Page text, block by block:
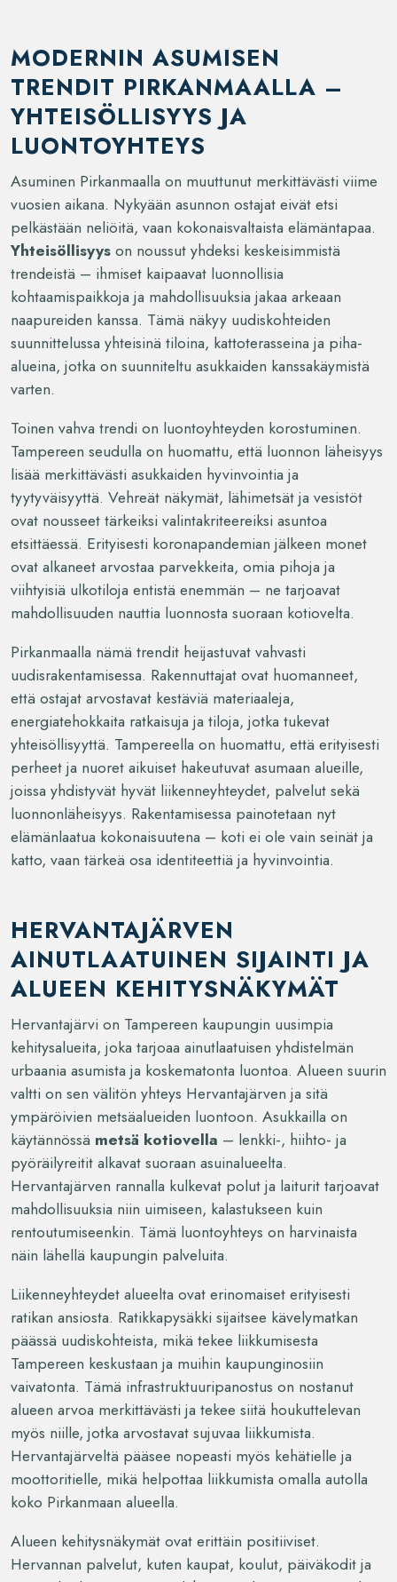
MODERNIN ASUMISEN
TRENDIT PIRKANMAALLA –
YHTEISÖLLISYYS JA
LUONTOYHTEYS
Asuminen Pirkanmaalla on muuttunut merkittävästi viime
vuosien aikana. Nykyään asunnon ostajat eivät etsi
pelkästään neliöitä, vaan kokonaisvaltaista elämäntapaa.
Yhteisöllisyyson noussut yhdeksi keskeisimmistä
trendeistä – ihmiset kaipaavat luonnollisia
kohtaamispaikkoja ja mahdollisuuksia jakaa arkeaan
naapureiden kanssa. Tämä näkyy uudiskohteiden
suunnittelussa yhteisinä tiloina, kattoterasseina ja piha-
alueina, jotka on suunniteltu asukkaiden kanssakäymistä
varten.
Toinen vahva trendi on luontoyhteyden korostuminen.
Tampereen seudulla on huomattu, että luonnon läheisyys
lisää merkittävästi asukkaiden hyvinvointia ja
tyytyväisyyttä. Vehreät näkymät, lähimetsät ja vesistöt
ovat nousseet tärkeiksi valintakriteereiksi asuntoa
etsittäessä. Erityisesti koronapandemian jälkeen monet
ovat alkaneet arvostaa parvekkeita, omia pihoja ja
viihtyisiä ulkotiloja entistä enemmän – ne tarjoavat
mahdollisuuden nauttia luonnosta suoraan kotiovelta.
Pirkanmaalla nämä trendit heijastuvat vahvasti
uudisrakentamisessa. Rakennuttajat ovat huomanneet,
että ostajat arvostavat kestäviä materiaaleja,
energiatehokkaita ratkaisuja ja tiloja, jotka tukevat
yhteisöllisyyttä. Tampereella on huomattu, että erityisesti
perheet ja nuoret aikuiset hakeutuvat asumaan alueille,
joissa yhdistyvät hyvät liikenneyhteydet, palvelut sekä
luonnonläheisyys. Rakentamisessa painotetaan nyt
elämänlaatua kokonaisuutena – koti ei ole vain seinät ja
katto, vaan tärkeä osa identiteettiä ja hyvinvointia.
HERVANTAJÄRVEN
AINUTLAATUINEN SIJAINTI JA
ALUEEN KEHITYSNÄKYMÄT
Hervantajärvi on Tampereen kaupungin uusimpia
kehitysalueita, joka tarjoaa ainutlaatuisen yhdistelmän
urbaania asumista ja koskematonta luontoa. Alueen suurin
valtti on sen välitön yhteys Hervantajärven ja sitä
ympäröivien metsäalueiden luontoon. Asukkailla on
käytännössä metsä kotiovella – lenkki-, hiihto- ja
pyöräilyreitit alkavat suoraan asuinalueelta.
Hervantajärven rannalla kulkevat polut ja laiturit tarjoavat
mahdollisuuksia niin uimiseen, kalastukseen kuin
rentoutumiseenkin. Tämä luontoyhteys on harvinaista
näin lähellä kaupungin palveluita.
Liikenneyhteydet alueelta ovat erinomaiset erityisesti
ratikan ansiosta. Ratikkapysäkki sijaitsee kävelymatkan
päässä uudiskohteista, mikä tekee liikkumisesta
Tampereen keskustaan ja muihin kaupunginosiin
vaivatonta. Tämä infrastruktuuripanostus on nostanut
alueen arvoa merkittävästi ja tekee siitä houkuttelevan
myös niille, jotka arvostavat sujuvaa liikkumista.
Hervantajärveltä pääsee nopeasti myös kehätielle ja
moottoritielle, mikä helpottaa liikkumista omalla autolla
koko Pirkanmaan alueella.
Alueen kehitysnäkymät ovat erittäin positiiviset.
Hervannan palvelut, kuten kaupat, koulut, päiväkodit ja